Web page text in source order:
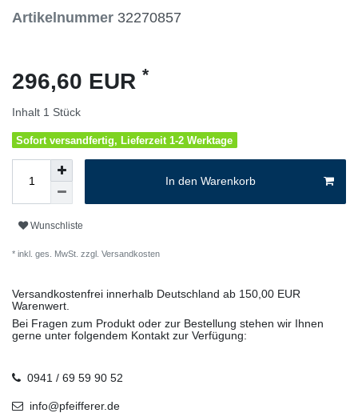
Artikelnummer 32270857
296,60 EUR *
Inhalt 1 Stück
Sofort versandfertig, Lieferzeit 1-2 Werktage
In den Warenkorb
Wunschliste
* inkl. ges. MwSt. zzgl. Versandkosten
Versandkostenfrei innerhalb Deutschland ab 150,00 EUR
Warenwert.
Bei Fragen zum Produkt oder zur Bestellung stehen wir Ihnen
gerne unter folgendem Kontakt zur Verfügung:
0941 / 69 59 90 52
info@pfeifferer.de